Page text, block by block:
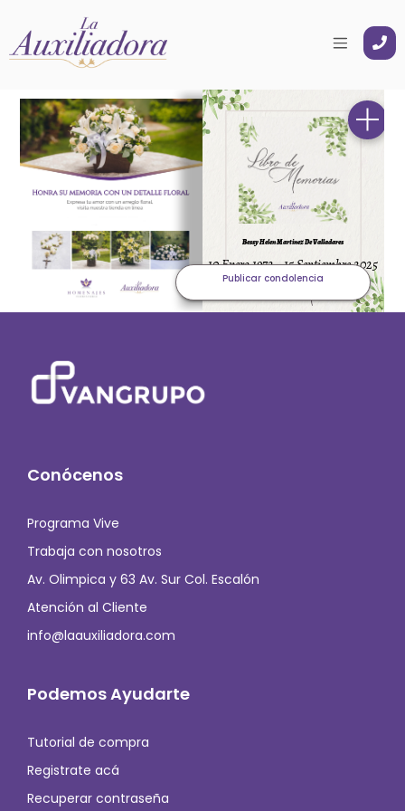
Conócenos
Programa Vive
Trabaja con nosotros
Av. Olimpica y 63 Av. Sur Col. Escalón
Atención al Cliente
info@laauxiliadora.com
Podemos Ayudarte
Tutorial de compra
Registrate acá
Recuperar contraseña